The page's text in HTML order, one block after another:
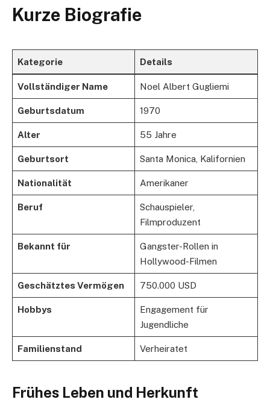
Kurze Biografie
Kategorie Details
Vollständiger Name Noel Albert Gugliemi
Geburtsdatum 1970
Alter 55 Jahre
Geburtsort Santa Monica, Kalifornien
Nationalität Amerikaner
Beruf
Schauspieler,
Filmproduzent
Bekannt für
Gangster-Rollen in
Hollywood-Filmen
Geschätztes Vermögen 750.000 USD
Hobbys
Engagement für
Jugendliche
Familienstand Verheiratet
Frühes Leben und Herkunft